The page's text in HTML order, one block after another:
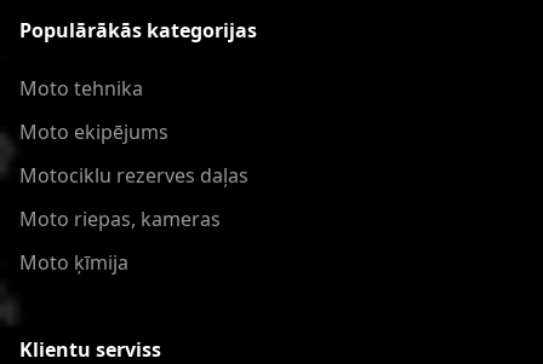
Populārākās kategorijas
Moto tehnika
Moto ekipējums
Motociklu rezerves daļas
Moto riepas, kameras
Moto ķīmija
Klientu serviss